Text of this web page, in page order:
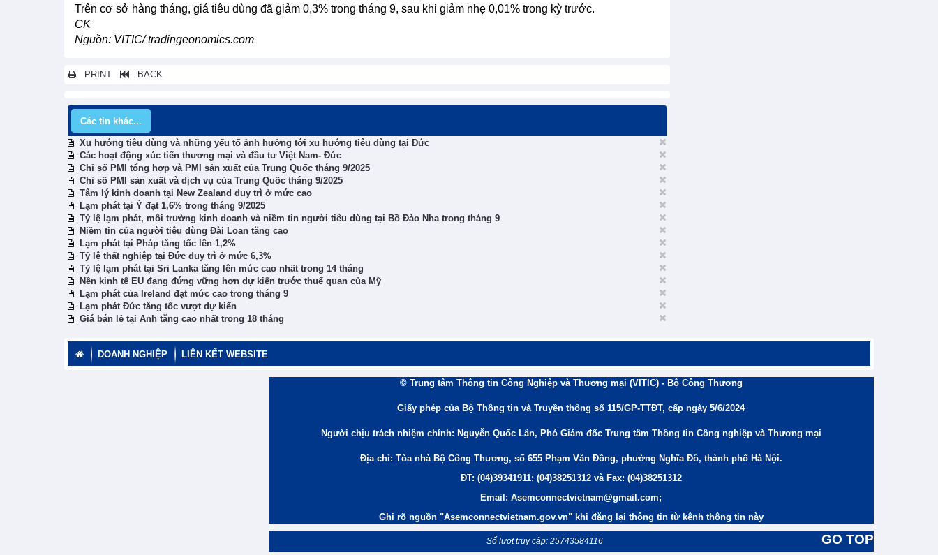
Trên cơ sở hàng tháng, giá tiêu dùng đã giảm 0,3% trong tháng 9, sau khi giảm nhẹ 0,01% trong kỳ trước.
CK
Nguồn: VITIC/ tradingeonomics.com
PRINT BACK
Các tin khác...
Xu hướng tiêu dùng và những yếu tố ảnh hưởng tới xu hướng tiêu dùng tại Đức
Các hoạt động xúc tiến thương mại và đầu tư Việt Nam- Đức
Chỉ số PMI tổng hợp và PMI sản xuất của Trung Quốc tháng 9/2025
Chỉ số PMI sản xuất và dịch vụ của Trung Quốc tháng 9/2025
Tâm lý kinh doanh tại New Zealand duy trì ở mức cao
Lạm phát tại Ý đạt 1,6% trong tháng 9/2025
Tỷ lệ lạm phát, môi trường kinh doanh và niềm tin người tiêu dùng tại Bồ Đào Nha trong tháng 9
Niềm tin của người tiêu dùng Đài Loan tăng cao
Lạm phát tại Pháp tăng tốc lên 1,2%
Tỷ lệ thất nghiệp tại Đức duy trì ở mức 6,3%
Tỷ lệ lạm phát tại Sri Lanka tăng lên mức cao nhất trong 14 tháng
Nền kinh tế EU đang đứng vững hơn dự kiến trước thuế quan của Mỹ
Lạm phát của Ireland đạt mức cao trong tháng 9
Lạm phát Đức tăng tốc vượt dự kiến
Giá bán lẻ tại Anh tăng cao nhất trong 18 tháng
DOANH NGHIỆP LIÊN KẾT WEBSITE
© Trung tâm Thông tin Công Nghiệp và Thương mại (VITIC) - Bộ Công Thương
Giấy phép của Bộ Thông tin và Truyền thông số 115/GP-TTĐT, cấp ngày 5/6/2024
Người chịu trách nhiệm chính: Nguyễn Quốc Lân, Phó Giám đốc Trung tâm Thông tin Công nghiệp và Thương mại
Địa chỉ: Tòa nhà Bộ Công Thương, số 655 Phạm Văn Đồng, phường Nghĩa Đô, thành phố Hà Nội.
ĐT: (04)39341911; (04)38251312 và Fax: (04)38251312
Email: Asemconnectvietnam@gmail.com;
Ghi rõ nguồn "Asemconnectvietnam.gov.vn" khi đăng lại thông tin từ kênh thông tin này
GO TOP
Số lượt truy cập: 25743584116